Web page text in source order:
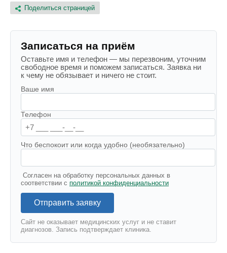
Поделиться страницей
Записаться на приём
Оставьте имя и телефон — мы перезвоним, уточним
свободное время и поможем записаться. Заявка ни
к чему не обязывает и ничего не стоит.
Ваше имя
Телефон
Что беспокоит или когда удобно (необязательно)
Согласен на обработку персональных данных в
соответствии с политикой конфиденциальности
Отправить заявку
Сайт не оказывает медицинских услуг и не ставит
диагнозов. Запись подтверждает клиника.